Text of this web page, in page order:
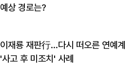
예상 경로는?
이재룡 재판行…다시 떠오른 연예계
'사고 후 미조치' 사례